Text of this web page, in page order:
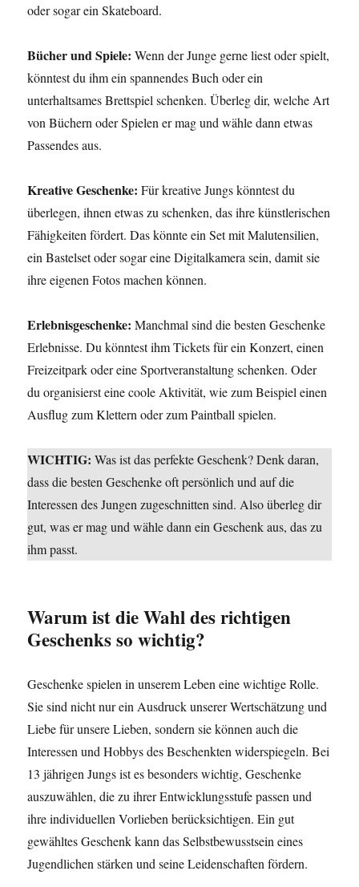
oder sogar ein Skateboard.
Bücher und Spiele: Wenn der Junge gerne liest oder spielt,
könntest du ihm ein spannendes Buch oder ein
unterhaltsames Brettspiel schenken. Überleg dir, welche Art
von Büchern oder Spielen er mag und wähle dann etwas
Passendes aus.
Kreative Geschenke: Für kreative Jungs könntest du
überlegen, ihnen etwas zu schenken, das ihre künstlerischen
Fähigkeiten fördert. Das könnte ein Set mit Malutensilien,
ein Bastelset oder sogar eine Digitalkamera sein, damit sie
ihre eigenen Fotos machen können.
Erlebnisgeschenke: Manchmal sind die besten Geschenke
Erlebnisse. Du könntest ihm Tickets für ein Konzert, einen
Freizeitpark oder eine Sportveranstaltung schenken. Oder
du organisierst eine coole Aktivität, wie zum Beispiel einen
Ausflug zum Klettern oder zum Paintball spielen.
WICHTIG: Was ist das perfekte Geschenk? Denk daran,
dass die besten Geschenke oft persönlich und auf die
Interessen des Jungen zugeschnitten sind. Also überleg dir
gut, was er mag und wähle dann ein Geschenk aus, das zu
ihm passt.
Warum ist die Wahl des richtigen
Geschenks so wichtig?
Geschenke spielen in unserem Leben eine wichtige Rolle.
Sie sind nicht nur ein Ausdruck unserer Wertschätzung und
Liebe für unsere Lieben, sondern sie können auch die
Interessen und Hobbys des Beschenkten widerspiegeln. Bei
13 jährigen Jungs ist es besonders wichtig, Geschenke
auszuwählen, die zu ihrer Entwicklungsstufe passen und
ihre individuellen Vorlieben berücksichtigen. Ein gut
gewähltes Geschenk kann das Selbstbewusstsein eines
Jugendlichen stärken und seine Leidenschaften fördern.